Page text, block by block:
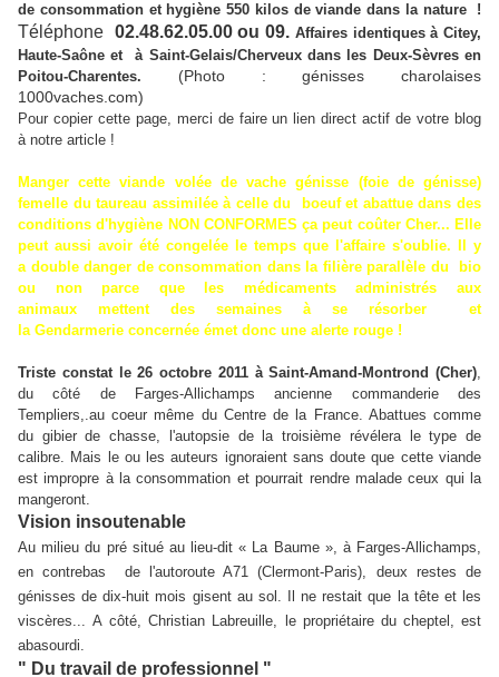
de consommation et hygiène 550 kilos de viande dans la nature !
Téléphone 02.48.62.05.00 ou 09. Affaires identiques à Citey,
Haute-Saône et à Saint-Gelais/Cherveux dans les Deux-Sèvres en
Poitou-Charentes.
(Photo : génisses charolaises
1000vaches.com)
Pour copier cette page, merci de faire un lien direct actif de votre blog
à notre article !
Manger cette viande volée de vache génisse (foie de génisse)
femelle du taureau assimilée à celle du boeuf et abattue dans des
conditions d'hygiène NON CONFORMES ça peut coûter Cher... Elle
peut aussi avoir été congelée le temps que l'affaire s'oublie. Il y
a double danger de consommation dans la filière parallèle du bio
ou non parce que les médicaments administrés aux
animaux mettent des semaines à se résorber et
la Gendarmerie concernée émet donc une alerte rouge !
Triste constat le 26 octobre 2011 à Saint-Amand-Montrond (Cher),
du côté de Farges-Allichamps ancienne commanderie des
Templiers,.au coeur même du Centre de la France. Abattues comme
du gibier de chasse, l'autopsie de la troisième révélera le type de
calibre. Mais le ou les auteurs ignoraient sans doute que cette viande
est impropre à la consommation et pourrait rendre malade ceux qui la
mangeront.
Vision insoutenable
Au milieu du pré situé au lieu-dit « La Baume », à Farges-Allichamps,
en contrebas de l'autoroute A71 (Clermont-Paris), deux restes de
génisses de dix-huit mois gisent au sol. Il ne restait que la tête et les
viscères... A côté, Christian Labreuille, le propriétaire du cheptel, est
abasourdi.
" Du travail de professionnel "